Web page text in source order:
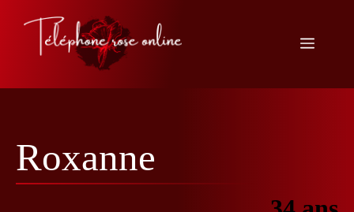
contenu
Menu
Roxanne